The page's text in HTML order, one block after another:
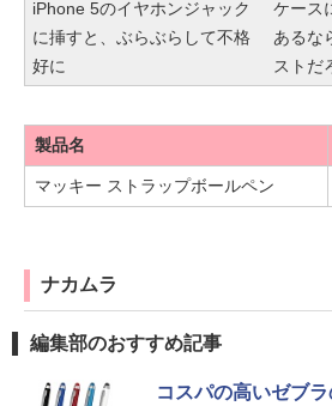
iPhone 5のイヤホンジャック
に挿すと、ぶらぶらして不格
好に
ケース
あるな
ストだ
製品名
マッキー ストラップボールペン
ナカムラ
編集部のおすすめ記事
コスパの高いゼブ